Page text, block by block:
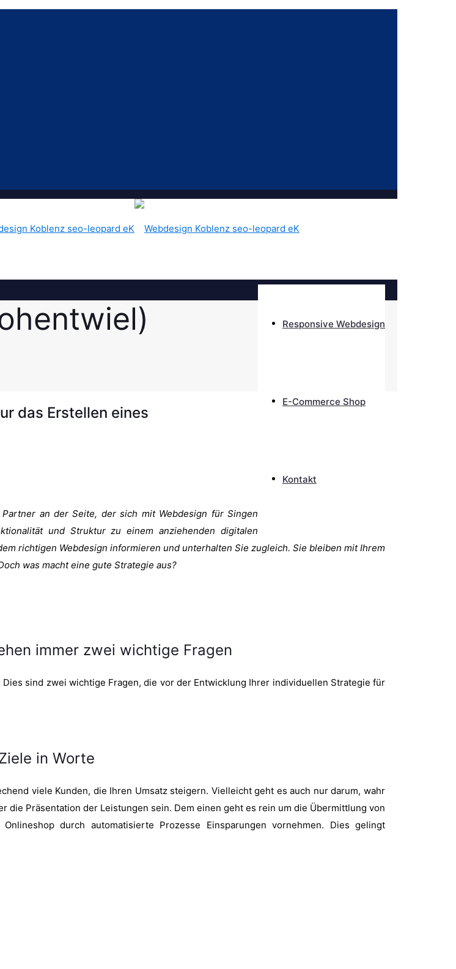
Responsive Webdesign
E-Commerce Shop
Kontakt
das Erstellen eines
an der Seite, der sich mit Webdesign für Singen
und Struktur zu einem anziehenden digitalen
richtigen Webdesign informieren und unterhalten Sie zugleich. Sie bleiben mit Ihrem
was macht eine gute Strategie aus?
immer zwei wichtige Fragen
sind zwei wichtige Fragen, die vor der Entwicklung Ihrer individuellen Strategie für
in Worte
viele Kunden, die Ihren Umsatz steigern. Vielleicht geht es auch nur darum, wahr
Präsentation der Leistungen sein. Dem einen geht es rein um die Übermittlung von
durch automatisierte Prozesse Einsparungen vornehmen. Dies gelingt